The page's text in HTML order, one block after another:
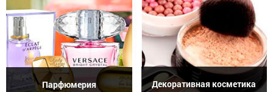
Парфюмерия Декоративная косметика